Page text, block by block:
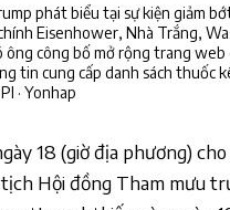
phát biểu tại sự kiện giảm
Eisenhower, Nhà Trắng,
công bố mở rộng trang web
tin cung cấp danh sách thuốc
· Yonhap
18 (giờ địa phương)
Hội đồng Tham mưu